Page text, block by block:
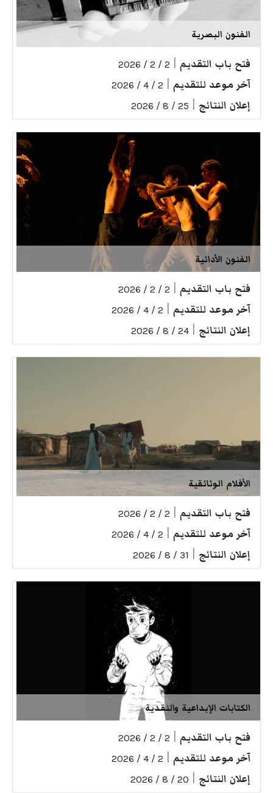
الفنون البصرية
فتح باب التقديم 2 / 2 / 2026
آخر موعد للتقديم 2 / 4 / 2026
إعلان النتائج 25 / 8 / 2026
الفنون الأدائية
فتح باب التقديم 2 / 2 / 2026
آخر موعد للتقديم 2 / 4 / 2026
إعلان النتائج 24 / 8 / 2026
الأفلام الوثائقية
فتح باب التقديم 2 / 2 / 2026
آخر موعد للتقديم 2 / 4 / 2026
إعلان النتائج 31 / 8 / 2026
الكتابات الإبداعية والنقدية
فتح باب التقديم 2 / 2 / 2026
آخر موعد للتقديم 2 / 4 / 2026
إعلان النتائج 20 / 8 / 2026